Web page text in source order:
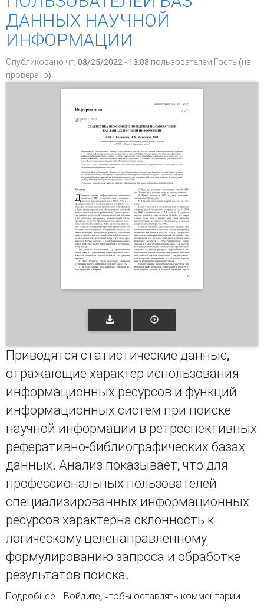
ДАННЫХ НАУЧНОЙ
ИНФОРМАЦИИ
Опубликовано чт, 08/25/2022 - 13:08 пользователем Гость (не
проверено)
Приводятся статистические данные,
отражающие характер использования
информационных ресурсов и функций
информационных систем при поиске
научной информации в ретроспективных
реферативно-библиографических базах
данных. Анализ показывает, что для
профессиональных пользователей
специализированных информационных
ресурсов характерна склонность к
логическому целенаправленному
формулированию запроса и обработке
результатов поиска.
Подробнее о СТАТИСТИКА ПОИСКОВОГО ПОВЕДЕНИЯ
Войдите, чтобы оставлять комментарии